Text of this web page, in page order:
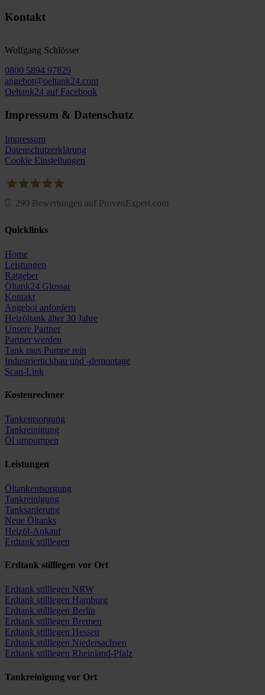
Kontakt
Wolfgang Schlösser
0800 5894 97829
angebot@oeltank24.com
Oeltank24 auf Facebook
Impressum & Datenschutz
Impressum
Datenschutzerklärung
Cookie Einstellungen
299 Bewertungen auf ProvenExpert.com
Quicklinks
Home
Leistungen
Ratgeber
Öltank24 Glossar
Kontakt
Angebot anfordern
Heizöltank älter 30 Jahre
Unsere Partner
Partner werden
Tank raus Pumpe rein
Industrierückbau und -demontage
Scan-Link
Kostenrechner
Tankentsorgung
Tankreinigung
Öl umpumpen
Leistungen
Öltankentsorgung
Tankreinigung
Tanksanierung
Neue Öltanks
Heizöl-Ankauf
Erdtank stilllegen
Erdtank stilllegen vor Ort
Erdtank stilllegen NRW
Erdtank stilllegen Hamburg
Erdtank stilllegen Berlin
Erdtank stilllegen Bremen
Erdtank stilllegen Hessen
Erdtank stilllegen Niedersachsen
Erdtank stilllegen Rheinland-Pfalz
Tankreinigung vor Ort